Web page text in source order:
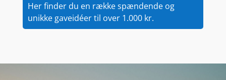
Her finder du en række spændende og
unikke gaveidéer til over 1.000 kr.